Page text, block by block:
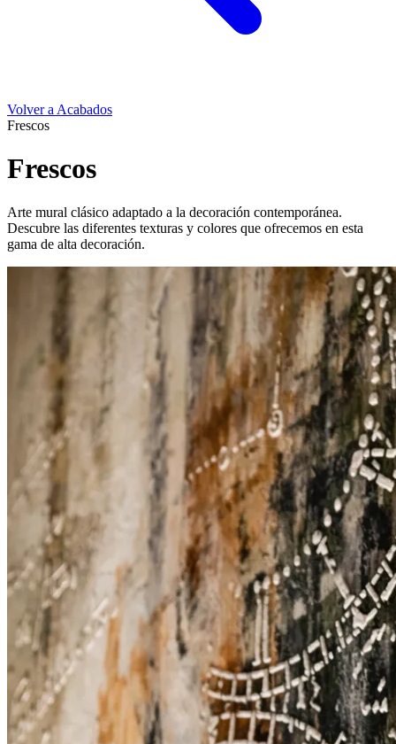
Volver a Acabados
Frescos
Frescos
Arte mural clásico adaptado a la decoración contemporánea.
Descubre las diferentes texturas y colores que ofrecemos en esta
gama de alta decoración.